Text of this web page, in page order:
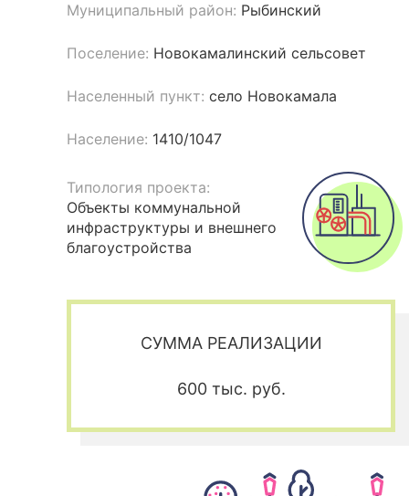
Муниципальный район: Рыбинский
Поселение: Новокамалинский сельсовет
Населенный пункт: село Новокамала
Население: 1410/1047
Типология проекта:
Объекты коммунальной
инфраструктуры и внешнего
благоустройства
СУММА РЕАЛИЗАЦИИ
600 тыс. руб.